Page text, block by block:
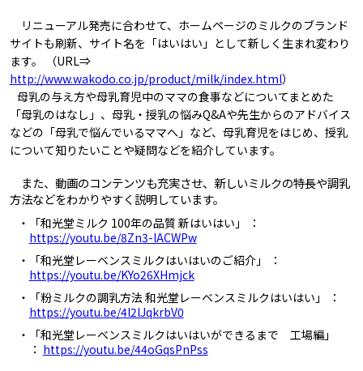
リニューアル発売に合わせて、ホームページのミルクのブランド
サイトも刷新、サイト名を「はいはい」として新しく生まれ変わり
ます。 （URL⇒
http://www.wakodo.co.jp/product/milk/index.html）
母乳の与え方や母乳育児中のママの食事などについてまとめた
「母乳のはなし」、母乳・授乳の悩みQ&Aや先生からのアドバイス
などの「母乳で悩んでいるママへ」など、母乳育児をはじめ、授乳
について知りたいことや疑問などを紹介しています。
また、動画のコンテンツも充実させ、新しいミルクの特長や調乳
方法などをわかりやすく説明しています。
・「和光堂ミルク 100年の品質 新はいはい」 ：
https://youtu.be/8Zn3-lACWPw
・「和光堂レーベンスミルクはいはいのご紹介」 ：
https://youtu.be/KYo26XHmjck
・「粉ミルクの調乳方法 和光堂レーベンスミルクはいはい」 ：
https://youtu.be/4l2lJqkrbV0
・「和光堂レーベンスミルクはいはいができるまで 工場編」
： https://youtu.be/44oGqsPnPss